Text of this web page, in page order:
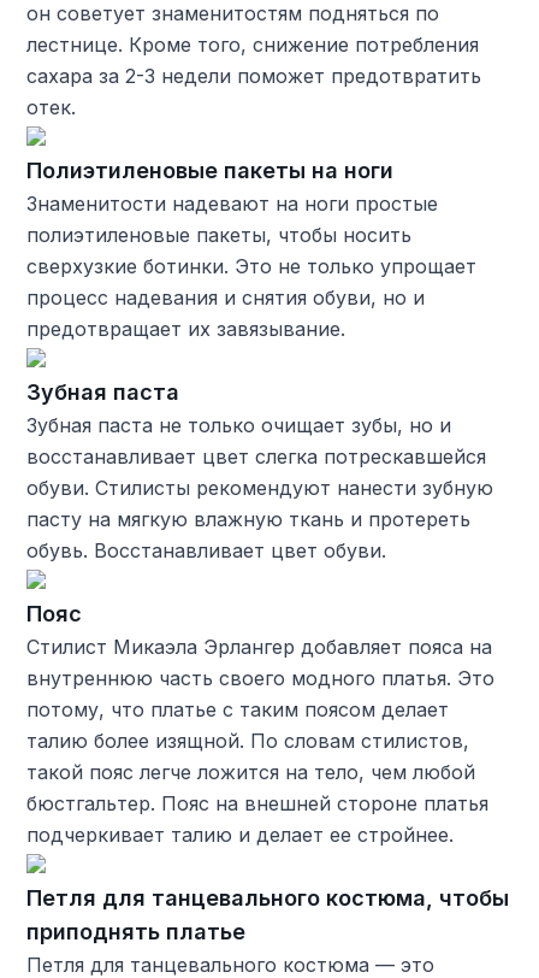
он советует знаменитостям подняться по
лестнице. Кроме того, снижение потребления
сахара за 2-3 недели поможет предотвратить
отек.
Полиэтиленовые пакеты на ноги
Знаменитости надевают на ноги простые
полиэтиленовые пакеты, чтобы носить
сверхузкие ботинки. Это не только упрощает
процесс надевания и снятия обуви, но и
предотвращает их завязывание.
Зубная паста
Зубная паста не только очищает зубы, но и
восстанавливает цвет слегка потрескавшейся
обуви. Стилисты рекомендуют нанести зубную
пасту на мягкую влажную ткань и протереть
обувь. Восстанавливает цвет обуви.
Пояс
Стилист Микаэла Эрлангер добавляет пояса на
внутреннюю часть своего модного платья. Это
потому, что платье с таким поясом делает
талию более изящной. По словам стилистов,
такой пояс легче ложится на тело, чем любой
бюстгальтер. Пояс на внешней стороне платья
подчеркивает талию и делает ее стройнее.
Петля для танцевального костюма, чтобы
приподнять платье
Петля для танцевального костюма — это